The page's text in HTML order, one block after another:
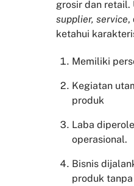
grosir dan retail.
supplier, service,
ketahui
Memiliki
Kegiatan
produk
Laba
operasional.
Bisnis
produk